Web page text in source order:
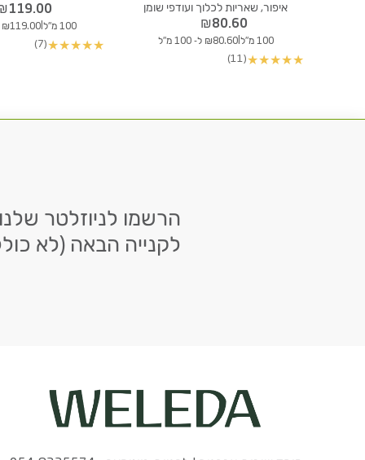
איפור, שאריות לכלוך ועודפי שומן
₪80.60
100 מ"ל |₪80.60 ל- 100 מ"ל
★
★
★
★
★
(11)
119.00
100 מ"ל ₪119.00 ל- 100 מ"ל
★
★
★
★
★
(7)
לקנייה הבאה (לא